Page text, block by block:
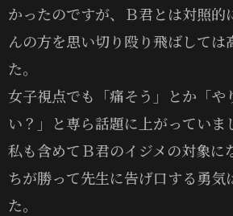
かったのですが、Ｂ君とは対照的
んの方を思い切り殴り飛ばしては
た。
女子視点でも「痛そう」とか「や
い？」と専ら話題に上がっていま
私も含めてＢ君のイジメの対象に
ちが勝って先生に告げ口する勇気
た。